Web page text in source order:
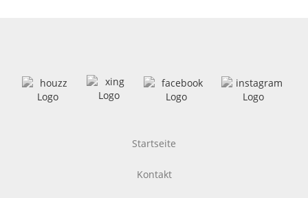
Startseite
Kontakt